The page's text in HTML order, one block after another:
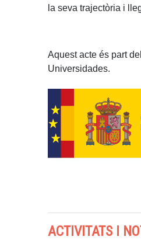
la seva trajectòria i
Aquest acte és part
Universidades.
ACTIVITATS I